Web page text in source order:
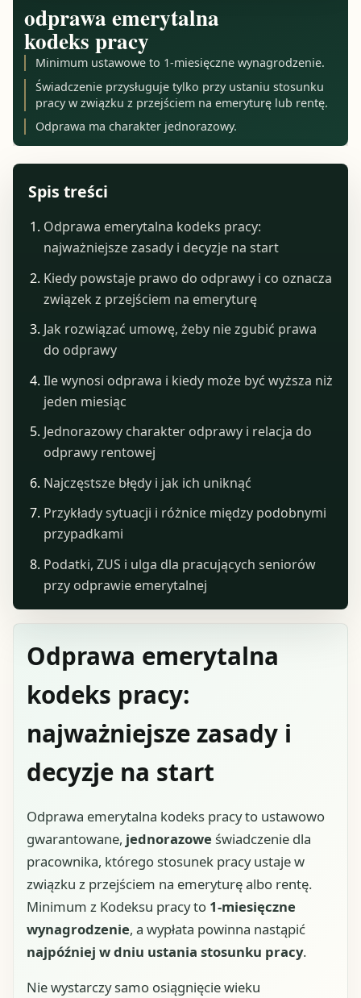
odprawa emerytalna
kodeks pracy
Minimum ustawowe to 1-miesięczne wynagrodzenie.
Świadczenie przysługuje tylko przy ustaniu stosunku
pracy w związku z przejściem na emeryturę lub rentę.
Odprawa ma charakter jednorazowy.
Odprawa emerytalna
kodeks pracy:
najważniejsze zasady i
decyzje na start
Odprawa emerytalna kodeks pracy to ustawowo
gwarantowane, jednorazowe świadczenie dla
pracownika, którego stosunek pracy ustaje w
związku z przejściem na emeryturę albo rentę.
Minimum z Kodeksu pracy to 1-miesięczne
wynagrodzenie, a wypłata powinna nastąpić
najpóźniej w dniu ustania stosunku pracy.
Nie wystarczy samo osiągnięcie wieku
Spis treści
Odprawa emerytalna kodeks pracy:
najważniejsze zasady i decyzje na start
Kiedy powstaje prawo do odprawy i co oznacza
związek z przejściem na emeryturę
Jak rozwiązać umowę, żeby nie zgubić prawa
do odprawy
Ile wynosi odprawa i kiedy może być wyższa niż
jeden miesiąc
Jednorazowy charakter odprawy i relacja do
odprawy rentowej
Najczęstsze błędy i jak ich uniknąć
Przykłady sytuacji i różnice między podobnymi
przypadkami
Podatki, ZUS i ulga dla pracujących seniorów
przy odprawie emerytalnej